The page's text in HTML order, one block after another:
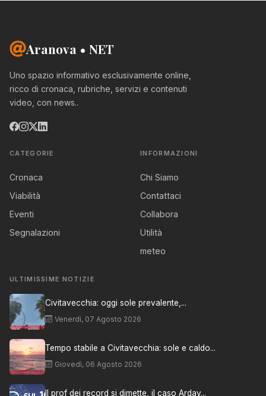
Aranova • NET
Uno spazio informativo esclusivamente online,
ricco di cronaca, rubriche, servizi e contenuti
video, con news..
CATEGORIE
Cronaca
Viabilità
Eventi
Segnalazioni
INFORMAZIONI
Chi Siamo
Contattaci
Collabora
Utilità
meteo
ULTIMISSIME NOTIZIE
Civitavecchia: oggi sole prevalente,...
Venerdì, 07 Agosto 2026
Tempo stabile a Civitavecchia: sole e caldo...
Giovedì, 06 Agosto 2026
Il prof dei record si dimette, il caso Arday...